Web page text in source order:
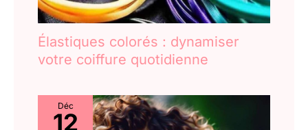
Élastiques colorés : dynamiser
votre coiffure quotidienne
Déc
12